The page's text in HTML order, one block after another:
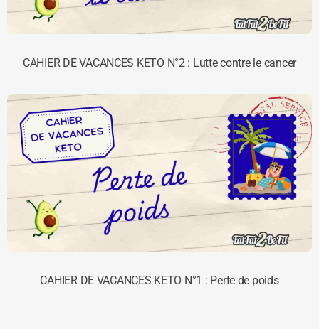
CAHIER DE VACANCES KETO N°2 : Lutte contre le cancer
CAHIER DE VACANCES KETO N°1 : Perte de poids